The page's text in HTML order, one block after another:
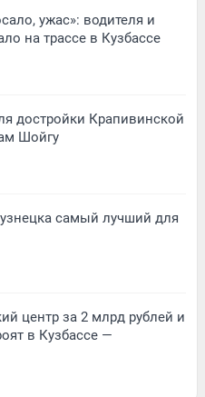
ужас»: водителя и
на трассе в Кузбассе
достройки Крапивинской
Шойгу
самый лучший для
центр за 2 млрд рублей и
в Кузбассе —